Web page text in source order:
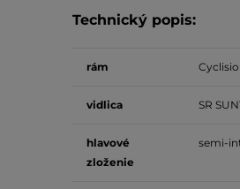
Technický popis:
rám
vidlica SR
hlavové
zloženie
semi-